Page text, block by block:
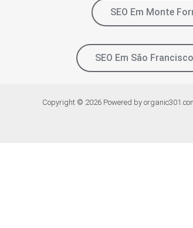
SEO Em Monte
SEO Em São
Copyright © 2026 Powered by